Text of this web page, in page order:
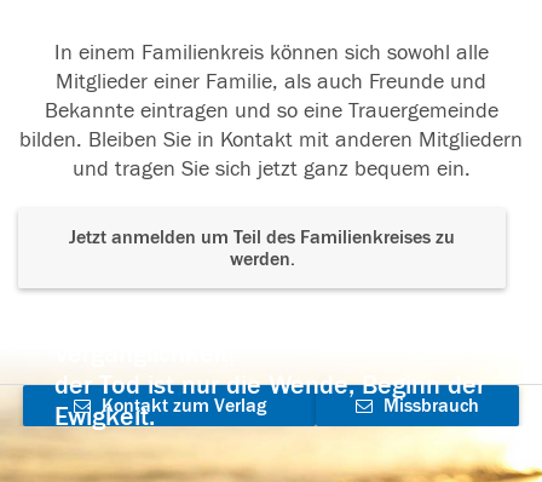
In einem Familienkreis können sich sowohl alle
Mitglieder einer Familie, als auch Freunde und
Bekannte eintragen und so eine Trauergemeinde
bilden. Bleiben Sie in Kontakt mit anderen Mitgliedern
und tragen Sie sich jetzt ganz bequem ein.
Jetzt anmelden um Teil des Familienkreises zu
werden.
der Tod ist nur die Wende, Beginn der
Ewigkeit.
Kontakt zum Verlag
aufnehmen
Missbrauch